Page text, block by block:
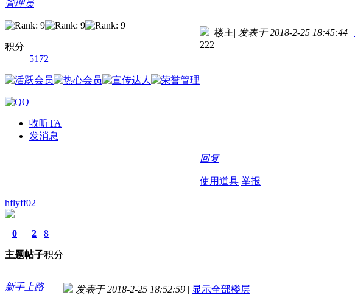
管理员
积分
5172
收听TA
发消息
楼主| 发表于 2018-2-25 18:45:44 |
222
回复
使用道具 举报
hflyff02
0
主题
2
帖子
8
积分
新手上路 发表于 2018-2-25 18:52:59 | 显示全部楼层